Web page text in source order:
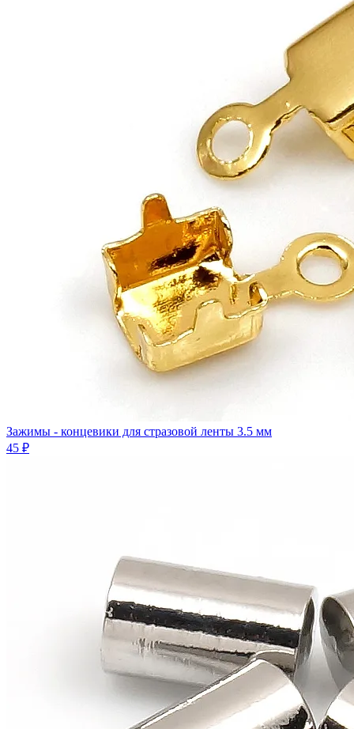
Зажимы - концевики для стразовой ленты 3.5 мм
45 ₽